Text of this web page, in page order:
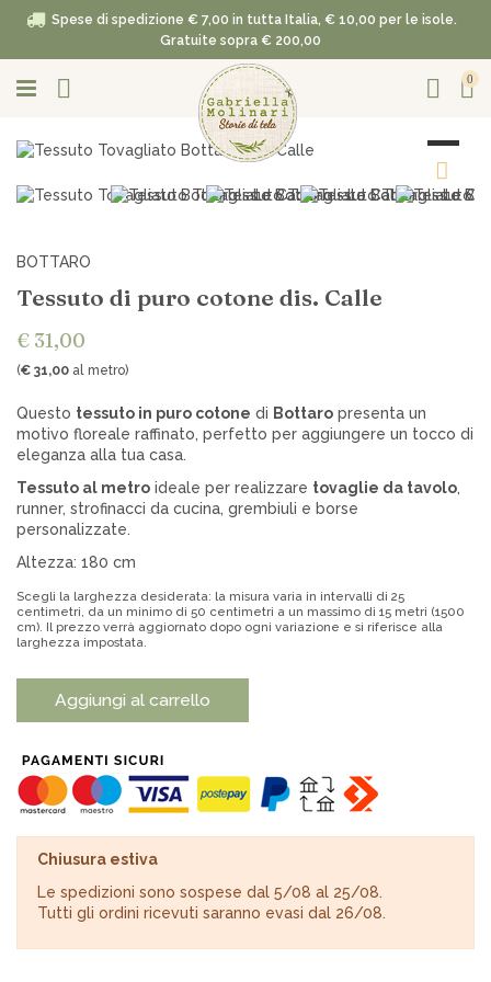
Spese di spedizione € 7,00 in tutta Italia, € 10,00 per le isole.
Gratuite sopra € 200,00
0
BOTTARO
Tessuto di puro cotone dis. Calle
€ 31,00
(€ 31,00 al metro)
Questo tessuto in puro cotone di Bottaro presenta un
motivo floreale raffinato, perfetto per aggiungere un tocco di
eleganza alla tua casa.
Tessuto al metro ideale per realizzare tovaglie da tavolo,
runner, strofinacci da cucina, grembiuli e borse
personalizzate.
Altezza: 180 cm
Scegli la larghezza desiderata: la misura varia in intervalli di 25
centimetri, da un minimo di 50 centimetri a un massimo di 15 metri (1500
cm). Il prezzo verrà aggiornato dopo ogni variazione e si riferisce alla
larghezza impostata.
Aggiungi al carrello
Chiusura estiva
Le spedizioni sono sospese dal 5/08 al 25/08.
Tutti gli ordini ricevuti saranno evasi dal 26/08.